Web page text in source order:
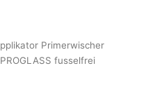
Primerwischer
fusselfrei